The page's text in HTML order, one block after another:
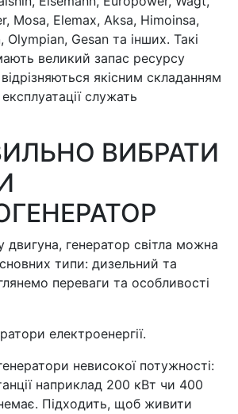
Mosa, Elemax, Aksa, Himoinsa,
Olympian, Gesan та інших. Такі
великий запас ресурсу
якісним складанням
служать
ВИБРАТИ
двигуна, генератор світла можна
типи: дизельний та
переваги та особливості
електроенергії.
невисокої потужності:
наприклад 200 кВт чи 400
Підходить, щоб живити